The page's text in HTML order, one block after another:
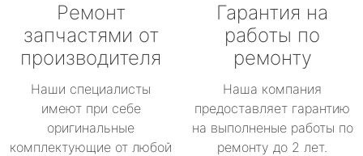
Ремонт
запчастями от
производителя
Наши специалисты
имеют при себе
оригинальные
комплектующие от любой
Гарантия на
работы по
ремонту
Наша компания
предоставляет гарантию
на выполненые работы по
ремонту до 2 лет.